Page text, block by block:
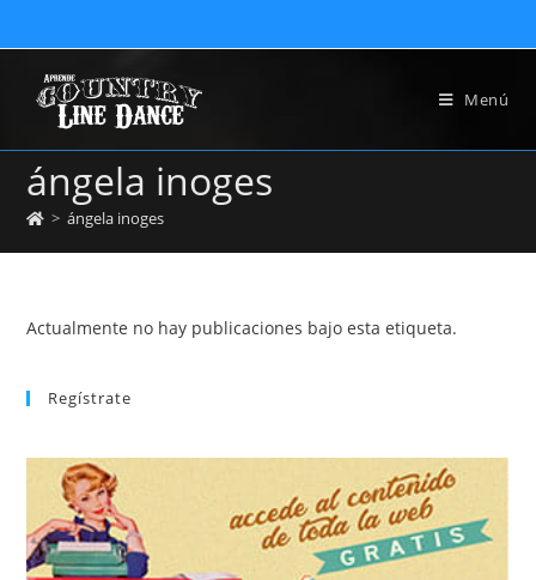
Menú
ángela inoges
> ángela inoges
Actualmente no hay publicaciones bajo esta etiqueta.
Regístrate